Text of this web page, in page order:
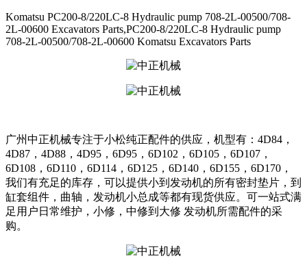
Komatsu PC200-8/220LC-8 Hydraulic pump 708-2L-00500/708-
2L-00600 Excavators Parts,PC200-8/220LC-8 Hydraulic pump
708-2L-00500/708-2L-00600 Komatsu Excavators Parts
广州中正机械专注于小松纯正配件的供应，机型有：4D84，
4D87，4D88，4D95，6D95，6D102，6D105，6D107，
6D108，6D110，6D114，6D125，6D140，6D155，6D170，
我们有充足的库存，可以提供小到发动机的所有密封垫片，到
缸套组件，曲轴，发动机小总成等都有现货供应。可一站式满
足用户日常维护，小修，中修到大修 发动机所需配件的采
购。